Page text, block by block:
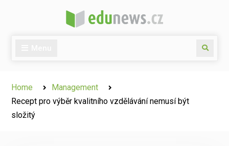
Search
Home
Management
Recept pro výběr kvalitního vzdělávání nemusí být
složitý